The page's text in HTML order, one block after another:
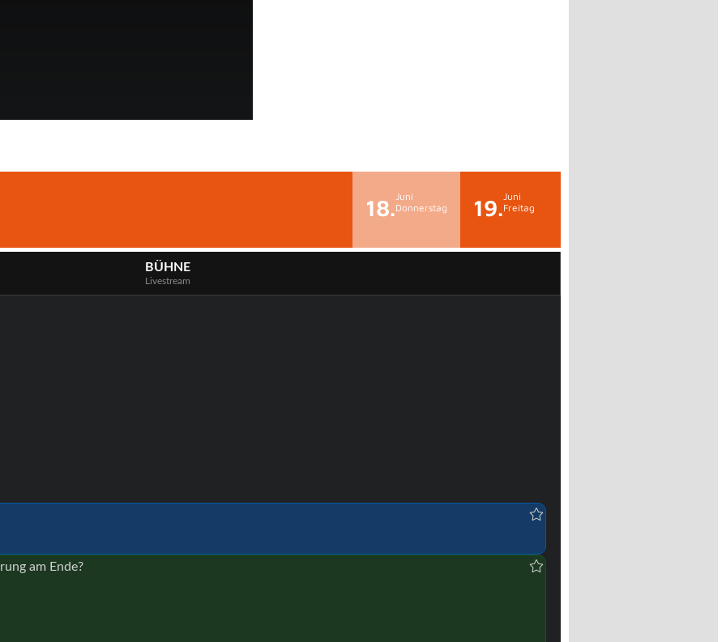
18. Juni
Donnerstag
19. Juni
Freitag
BÜHNE
Livestream
am Ende?